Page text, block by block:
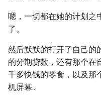
嗯，一切都在她的计划之
了。
然后默默的打开了自己的
的分期贷款，还有那个在
千多快钱的零食，以及那
机屏幕...